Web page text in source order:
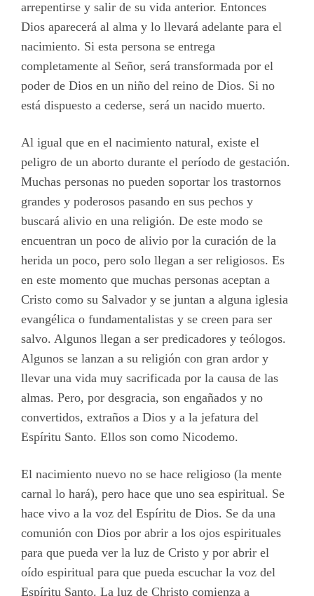
arrepentirse y salir de su vida anterior. Entonces
Dios aparecerá al alma y lo llevará adelante para el
nacimiento. Si esta persona se entrega
completamente al Señor, será transformada por el
poder de Dios en un niño del reino de Dios. Si no
está dispuesto a cederse, será un nacido muerto.
Al igual que en el nacimiento natural, existe el
peligro de un aborto durante el período de gestación.
Muchas personas no pueden soportar los trastornos
grandes y poderosos pasando en sus pechos y
buscará alivio en una religión. De este modo se
encuentran un poco de alivio por la curación de la
herida un poco, pero solo llegan a ser religiosos. Es
en este momento que muchas personas aceptan a
Cristo como su Salvador y se juntan a alguna iglesia
evangélica o fundamentalistas y se creen para ser
salvo. Algunos llegan a ser predicadores y teólogos.
Algunos se lanzan a su religión con gran ardor y
llevar una vida muy sacrificada por la causa de las
almas. Pero, por desgracia, son engañados y no
convertidos, extraños a Dios y a la jefatura del
Espíritu Santo. Ellos son como Nicodemo.
El nacimiento nuevo no se hace religioso (la mente
carnal lo hará), pero hace que uno sea espiritual. Se
hace vivo a la voz del Espíritu de Dios. Se da una
comunión con Dios por abrir a los ojos espirituales
para que pueda ver la luz de Cristo y por abrir el
oído espiritual para que pueda escuchar la voz del
Espíritu Santo. La luz de Christo comienza a